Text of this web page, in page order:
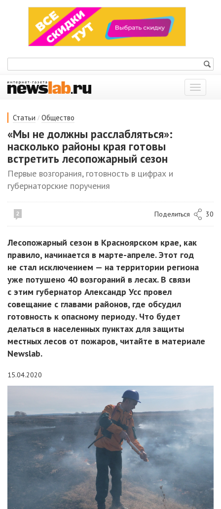
Показать
меню
Статьи / Общество
«Мы не должны расслабляться»:
насколько районы края готовы
встретить лесопожарный сезон
Первые возгорания, готовность в цифрах и
губернаторские поручения
2 Поделиться 30
Лесопожарный сезон в Красноярском крае, как
правило, начинается в марте-апреле. Этот год
не стал исключением — на территории региона
уже потушено 40 возгораний в лесах. В связи
с этим губернатор Александр Усс провел
совещание с главами районов, где обсудил
готовность к опасному периоду. Что будет
делаться в населенных пунктах для защиты
местных лесов от пожаров, читайте в материале
Newslab.
15.04.2020